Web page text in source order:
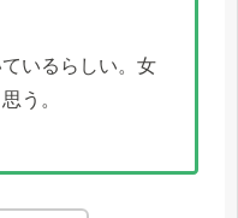
いるらしい。女
う。